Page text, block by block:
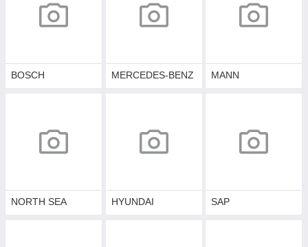
BOSCH MERCEDES-BENZ MANN
NORTH SEA HYUNDAI SAP